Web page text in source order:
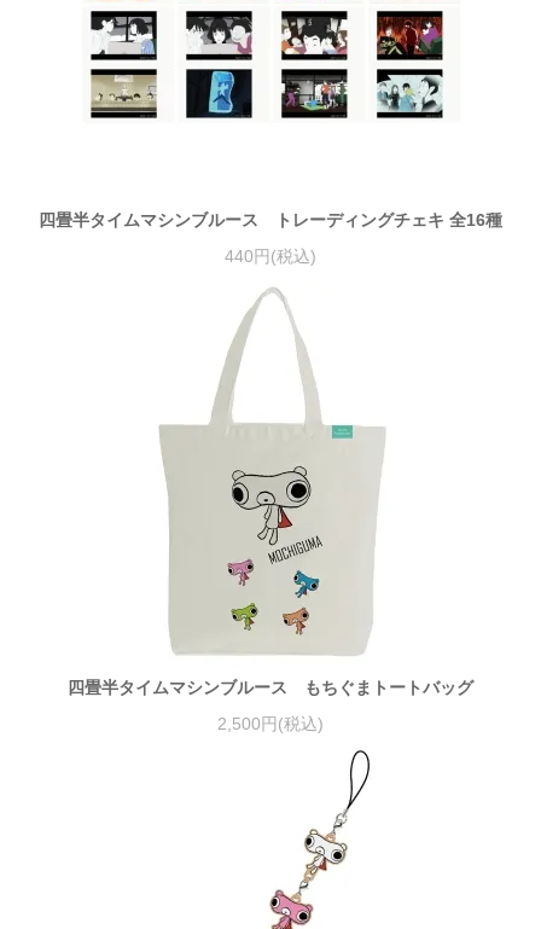
四畳半タイムマシンブルース トレーディングチェキ 全16種
440円(税込)
四畳半タイムマシンブルース もちぐまトートバッグ
2,500円(税込)